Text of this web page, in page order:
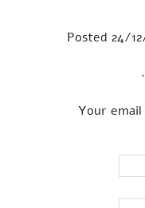
Posted 24/
Your email